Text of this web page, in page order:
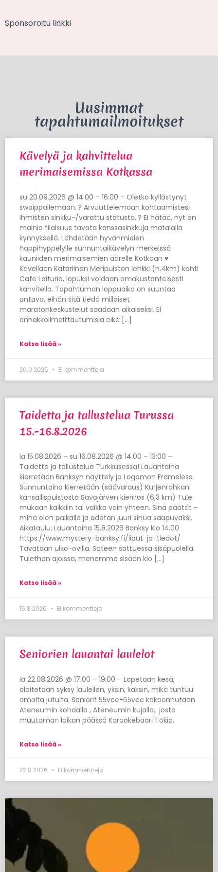
Sponsoroitu linkki
Uusimmat
tapahtumailmoitukset
Kävelyä ja kahvittelua
merimaisemissa Kotkassa
su 20.09.2026 @ 14:00 – 16:00 – Oletko kyllästynyt
swaippailemaan..? Arvuuttelemaan kohtaamistesi
ihmisten sinkku-/varattu statusta..? Ei hätää, nyt on
mainio tilaisuus tavata kanssasinkkuja matalalla
kynnyksellä. Lähdetään hyvänmielen
happihyppelylle sunnuntaikävelyn merkeissä
kauniiden merimaisemien äärelle Kotkaan ♥
Kävellään Katariinan Meripuiston lenkki (n.4km) kohti
Cafe Laituria, lopuksi voidaan omakustanteisesti
kahvitella. Tapahtuman loppuaika on suuntaa
antava, eihän sitä tiedä millaiset
maratonkeskustelut saadaan aikaiseksi. Ei
ennakkoilmoittautumisia eikä […]
Katso lisää »
20.9.2026 Ei kommentteja
Taidetta ja tallustelua Turussa
15.-16.8.2026
la 15.08.2026 – su 16.08.2026 @ 14:00 – 13:00 –
Taidetta ja tallustelua Turkkusessa! Lauantaina
kierretään Banksyn näyttely ja Logomon Frameless.
Sunnuntaina kierretään (säävaraus) Kurjenrahkan
kansallispuistosta Savojärven kierrros (6,3 km) Tule
mukaan kaikkiin tai vaikka vain yhteen. Sinä päätät –
minä olen paikalla ja odotan juuri sinua saapuvaksi.
Aikataulu: Lauantaina 15.8.2026 Banksy klo 14.00
https://www.mystery-banksy.fi/liput-ja-tiedot/
Tavataan ulko-ovilla. Sateen sattuessa sisäpuolella.
Tulethan ajoissa, menemme sisään klo […]
Katso lisää »
15.8.2026 Ei kommentteja
Seniorien lauantai laulelot
la 22.08.2026 @ 17:00 – 19:00 – Lopetaan kesä,
aloitetaan syksy laulellen, yksin, kaksin, mikä tuntuu
omalta jutulta. Seniorit 55vee-65vee kokoonnutaan
Ateneumin kohdalla , Ateneumin kujalla, josta
muutaman loikan päässä Karaokebaari Tokio.
Katso lisää »
22.8.2026 Ei kommentteja